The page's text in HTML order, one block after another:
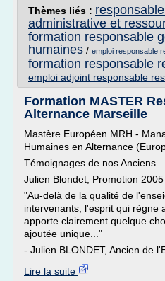
Thèmes liés :
administrative et
formation responsable
humaines / emploi responsable
formation responsable
emploi adjoint responsable
Formation MASTER
Alternance Marseille
Mastère Européen MRH -
Humaines en Alternance
Témoignages de nos Anciens...
Julien Blondet, Promotion
"Au-delà de la qualité de
intervenants, l'esprit qui règne
apporte clairement quelque
ajoutée unique..."
- Julien BLONDET, Ancien de
Lire la suite